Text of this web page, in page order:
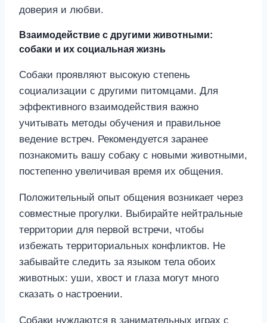
доверия и любви.
Взаимодействие с другими животными:
собаки и их социальная жизнь
Собаки проявляют высокую степень
социализации с другими питомцами. Для
эффективного взаимодействия важно
учитывать методы обучения и правильное
ведение встреч. Рекомендуется заранее
познакомить вашу собаку с новыми животными,
постепенно увеличивая время их общения.
Положительный опыт общения возникает через
совместные прогулки. Выбирайте нейтральные
территории для первой встречи, чтобы
избежать территориальных конфликтов. Не
забывайте следить за языком тела обоих
животных: уши, хвост и глаза могут много
сказать о настроении.
Собаки нуждаются в занимательных играх с